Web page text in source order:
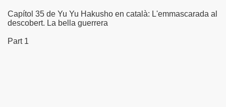
Capítol 35 de Yu Yu Hakusho en català: L'emmascarada al
descobert. La bella guerrera
Part 1